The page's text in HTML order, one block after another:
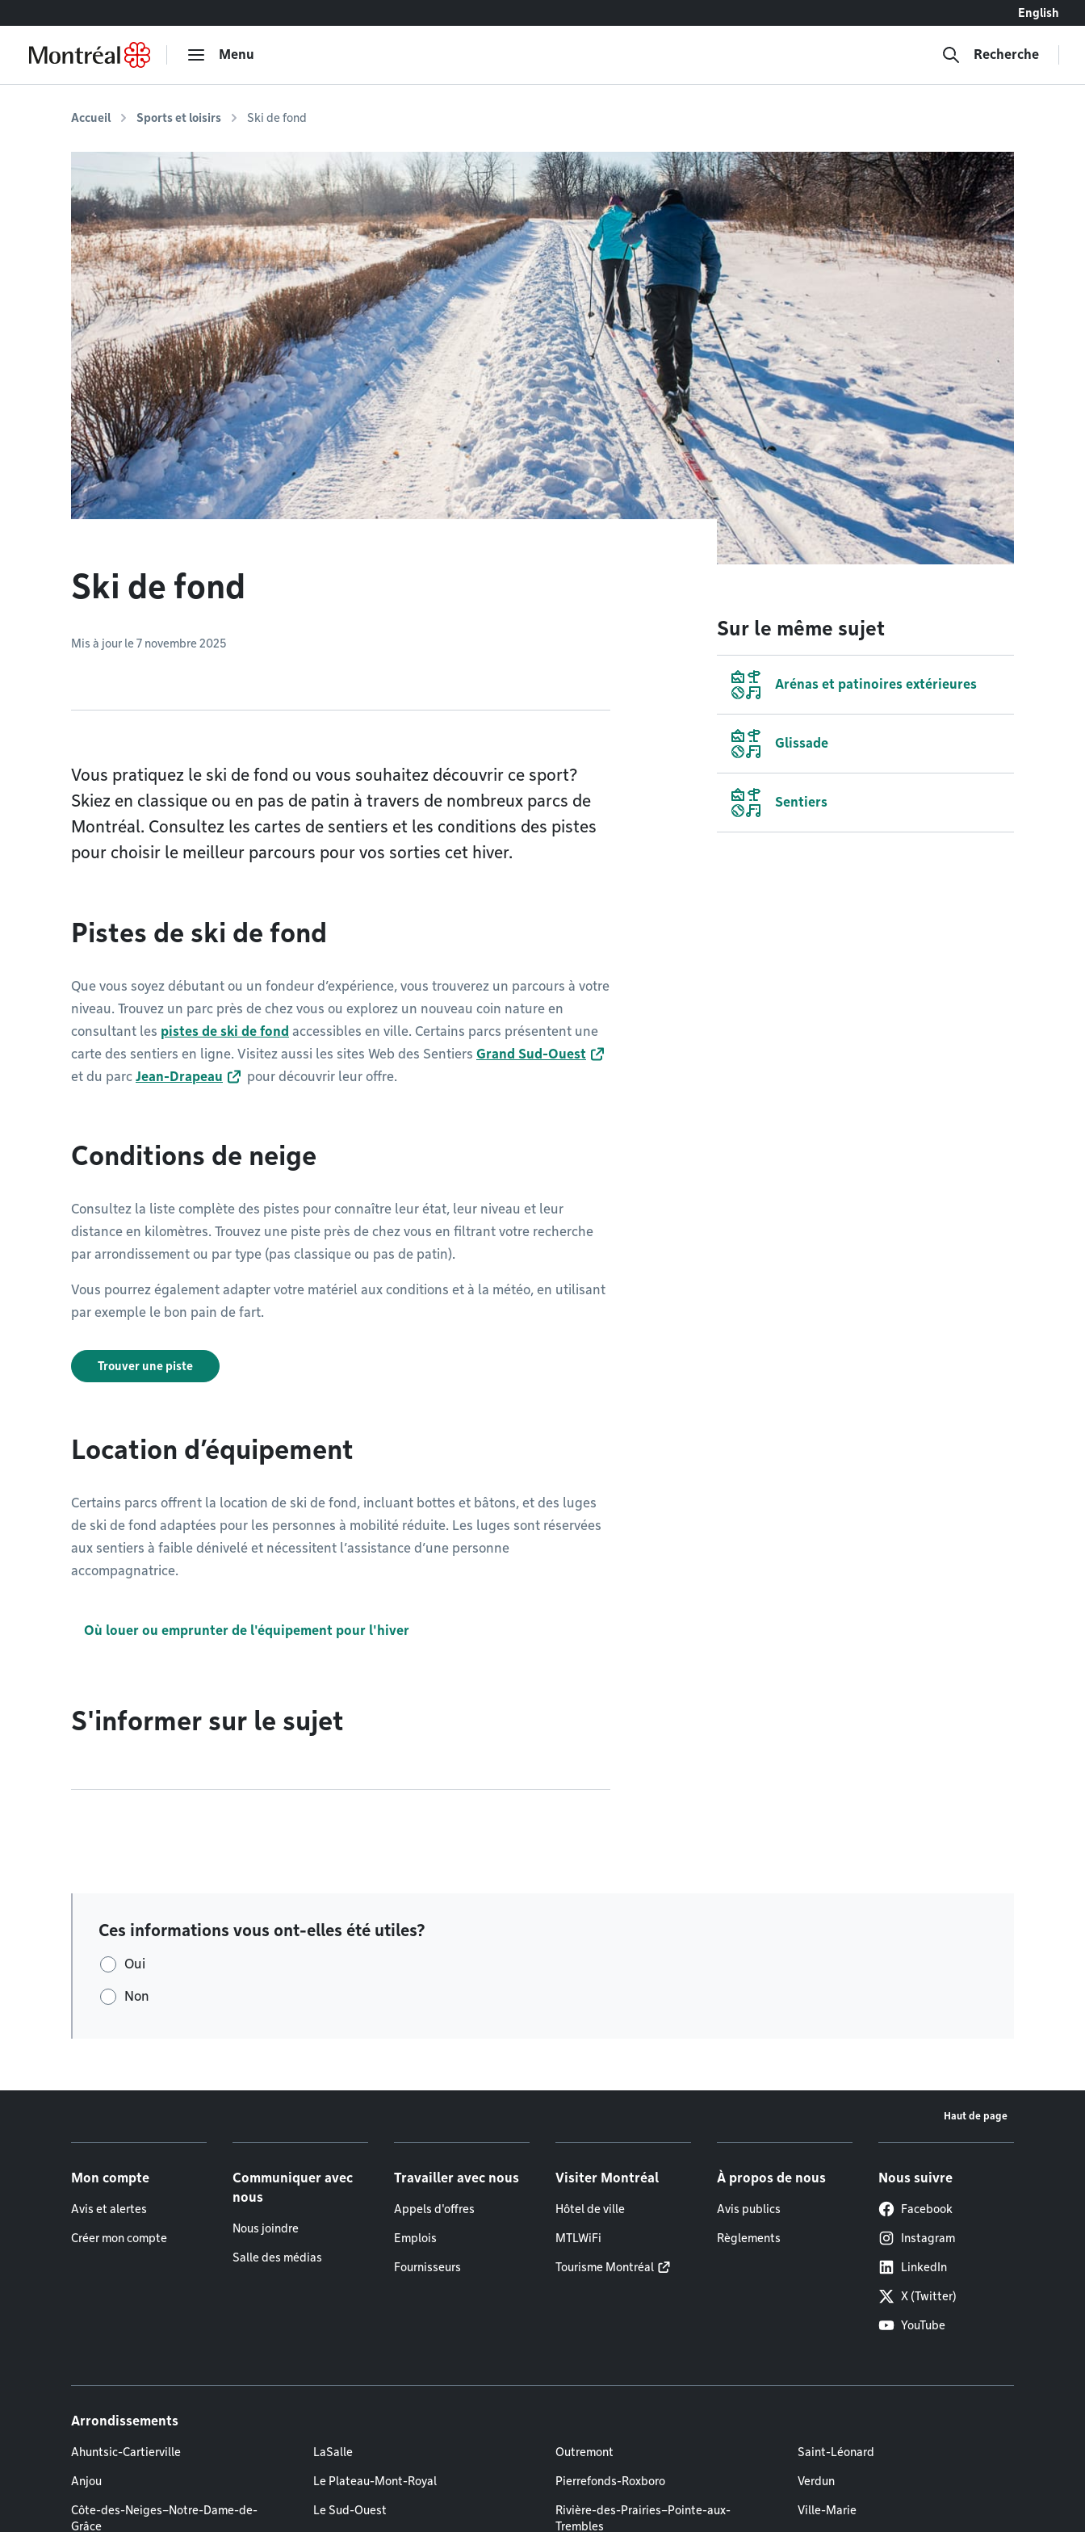
English
Menu Recherche
Accueil Sports et loisirs Ski de fond
Ski de fond
Mis à jour le 7 novembre 2025
Vous pratiquez le ski de fond ou vous souhaitez découvrir ce sport?
Skiez en classique ou en pas de patin à travers de nombreux parcs de
Montréal. Consultez les cartes de sentiers et les conditions des pistes
pour choisir le meilleur parcours pour vos sorties cet hiver.
Pistes de ski de fond
Que vous soyez débutant ou un fondeur d’expérience, vous trouverez un parcours à votre
niveau. Trouvez un parc près de chez vous ou explorez un nouveau coin nature en
consultant les pistes de ski de fond accessibles en ville. Certains parcs présentent une
carte des sentiers en ligne. Visitez aussi les sites Web des Sentiers Grand Sud-Ouest
et du parc Jean-Drapeau pour découvrir leur offre.
Conditions de neige
Consultez la liste complète des pistes pour connaître leur état, leur niveau et leur
distance en kilomètres. Trouvez une piste près de chez vous en filtrant votre recherche
par arrondissement ou par type (pas classique ou pas de patin).
Vous pourrez également adapter votre matériel aux conditions et à la météo, en utilisant
par exemple le bon pain de fart.
Trouver une piste
Location d’équipement
Certains parcs offrent la location de ski de fond, incluant bottes et bâtons, et des luges
de ski de fond adaptées pour les personnes à mobilité réduite. Les luges sont réservées
aux sentiers à faible dénivelé et nécessitent l’assistance d’une personne
accompagnatrice.
Où louer ou emprunter de l'équipement pour l'hiver
S'informer sur le sujet
Sur le même sujet
Arénas et patinoires extérieures
Glissade
Sentiers
Ces informations vous ont-elles été utiles?
Oui
Non
Haut de page
Mon compte
Avis et alertes
Créer mon compte
Communiquer avec
nous
Nous joindre
Salle des médias
Travailler avec nous
Appels d'offres
Emplois
Fournisseurs
Visiter Montréal
Hôtel de ville
MTLWiFi
Tourisme Montréal
À propos de nous
Avis publics
Règlements
Nous suivre
Facebook
Instagram
LinkedIn
X (Twitter)
YouTube
Arrondissements
Ahuntsic-Cartierville
Anjou
Côte-des-Neiges–Notre-Dame-de-
Grâce
LaSalle
Le Plateau-Mont-Royal
Le Sud-Ouest
Outremont
Pierrefonds-Roxboro
Rivière-des-Prairies–Pointe-aux-
Trembles
Saint-Léonard
Verdun
Ville-Marie